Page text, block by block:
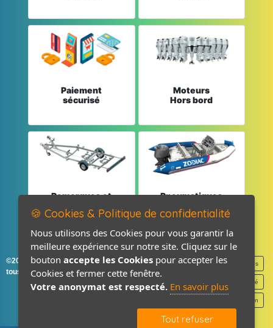
Paiement
sécurisé
Moteurs
Hors bord
Remorques et
Pneumatiques
©2026-2027 France Accastillage
tous droits réservés
Mentions légales
Politique de confidentialité
Contact / Plan
🍪 Cookies & Politique de confidentialité
Nous utilisons des Cookies pour vous garantir la
meilleure expérience sur notre site. Cliquez sur le
bouton accepte les Cookies pour accepter les
Cookies et fermer cette fenêtre.
Votre anonymat est respecté. En savoir plus
Tout refuser